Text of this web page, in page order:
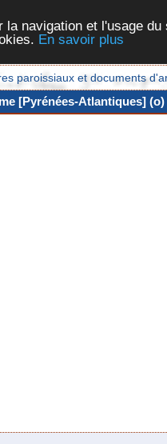
navigation et l'usage
En savoir plus
paroissiaux et documents
[Pyrénées-Atlantiques] (o)